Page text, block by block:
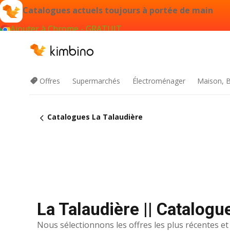
Catalogues actuels toujours à portée de main
Ajouter à Chrome - GRATUIT
Offres Supermarchés Électroménager Maison,
Catalogues La Talaudière
La Talaudière ||
Nous sélectionnons les offres les plus récentes